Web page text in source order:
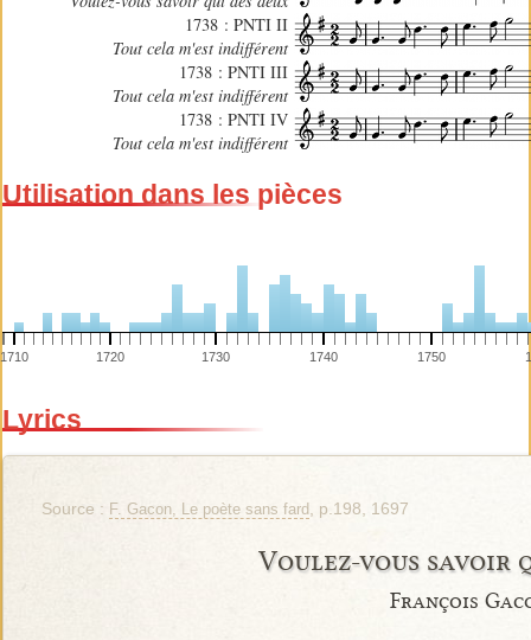
1738 : PNTI II
Tout cela m'est indifférent
1738 : PNTI III
Tout cela m'est indifférent
1738 : PNTI IV
Tout cela m'est indifférent
Utilisation dans les pièces
1710 1720 1730 1740 1750
Lyrics
Source : F. Gacon, Le poète sans fard , p.198, 1697
Voulez-vous savoir
François